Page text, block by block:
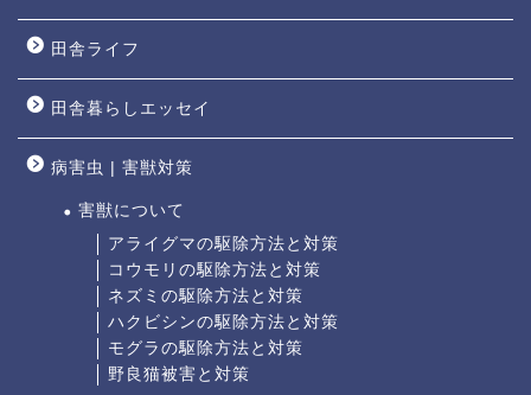
田舎ライフ
田舎暮らしエッセイ
病害虫 | 害獣対策
害獣について
アライグマの駆除方法と対策
コウモリの駆除方法と対策
ネズミの駆除方法と対策
ハクビシンの駆除方法と対策
モグラの駆除方法と対策
野良猫被害と対策